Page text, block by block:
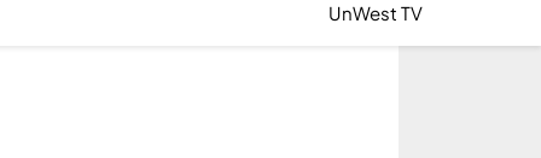
UnWest TV